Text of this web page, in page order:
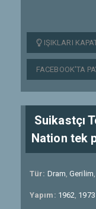
IŞIKLARI
FACEBOOK'TA
Suikastçı
Nation tek
Tür: Dram,Gerilim
Yapım: 1962, 1973